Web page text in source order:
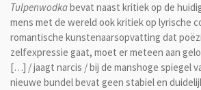
Tulpenwodkabevat naast kritiek op de
mens met de wereld ook kritiek op lyrische
romantische kunstenaarsopvatting dat
zelfexpressie gaat, moet er meteen aan
[…] / jaagt narcis / bij de manshoge spiegel
nieuwe bundel bevat geen stabiel en